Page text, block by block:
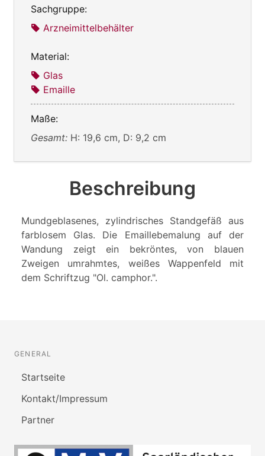
Sachgruppe:
Arzneimittelbehälter
Material:
Glas
Emaille
Maße:
Gesamt: H: 19,6 cm, D: 9,2 cm
Beschreibung
Mundgeblasenes, zylindrisches Standgefäß aus
farblosem Glas. Die Emaillebemalung auf der
Wandung zeigt ein bekröntes, von blauen
Zweigen umrahmtes, weißes Wappenfeld mit
dem Schriftzug "Ol. camphor.".
GENERAL
Startseite
Kontakt/Impressum
Partner